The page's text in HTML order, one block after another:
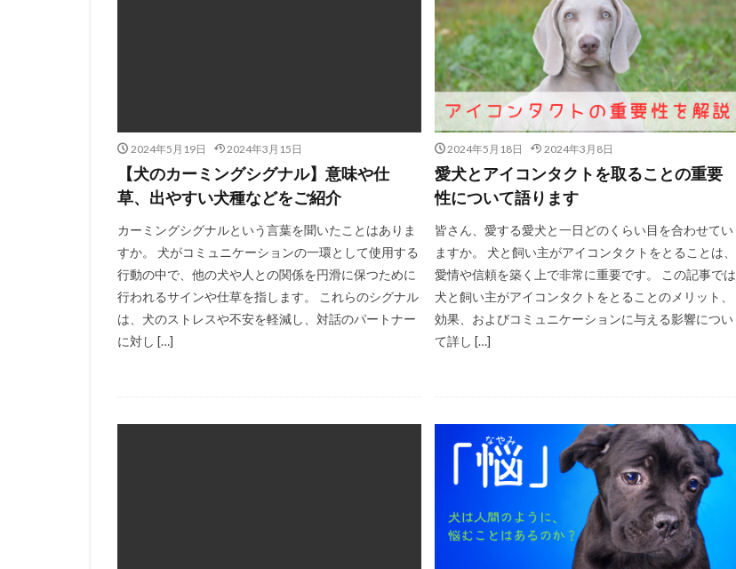
2024年5月19日 2024年3月15日
【犬のカーミングシグナル】意味や仕
草、出やすい犬種などをご紹介
カーミングシグナルという言葉を聞いたことはありま
すか。 犬がコミュニケーションの一環として使用する
行動の中で、他の犬や人との関係を円滑に保つために
行われるサインや仕草を指します。 これらのシグナル
は、犬のストレスや不安を軽減し、対話のパートナー
に対し […]
2024年5月18日 2024年3月8日
愛犬とアイコンタクトを取ることの重要
性について語ります
皆さん、愛する愛犬と一日どのくらい目を合わせてい
ますか。 犬と飼い主がアイコンタクトをとることは、
愛情や信頼を築く上で非常に重要です。 この記事では
犬と飼い主がアイコンタクトをとることのメリット、
効果、およびコミュニケーションに与える影響につい
て詳し […]